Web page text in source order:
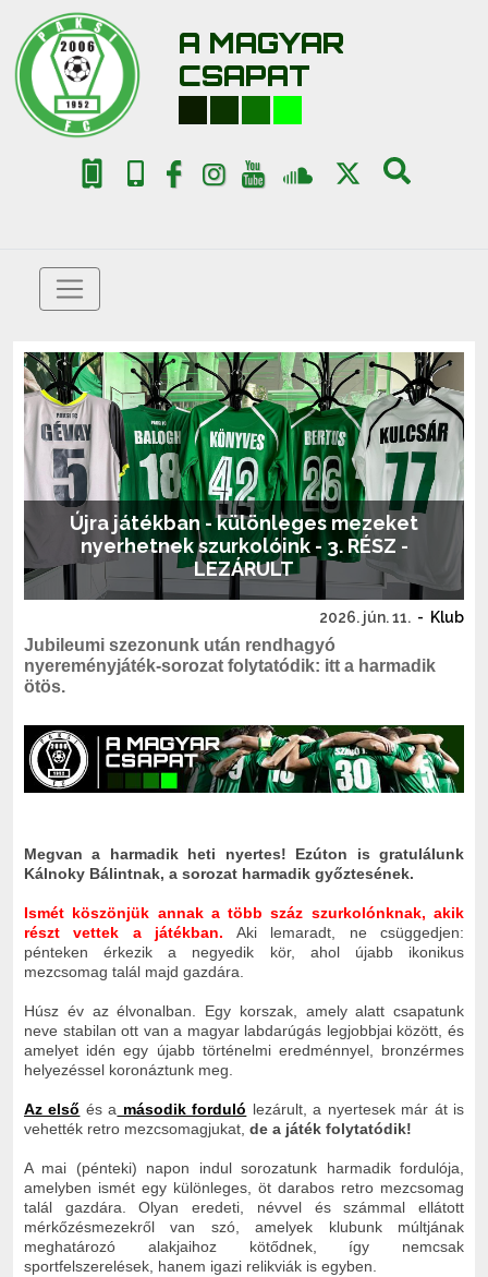
A MAGYAR
CSAPAT
Újra játékban - különleges mezeket
nyerhetnek szurkolóink - 3. RÉSZ -
LEZÁRULT
2026. jún. 11. - Klub
Jubileumi szezonunk után rendhagyó
nyereményjáték-sorozat folytatódik: itt a harmadik
ötös.
Megvan a harmadik heti nyertes! Ezúton is gratulálunk
Kálnoky Bálintnak, a sorozat harmadik győztesének.
Ismét köszönjük annak a több száz szurkolónknak, akik
részt vettek a játékban.
Aki lemaradt, ne csüggedjen:
pénteken érkezik a negyedik kör, ahol újabb ikonikus
mezcsomag talál majd gazdára.
Húsz év az élvonalban. Egy korszak, amely alatt csapatunk
neve stabilan ott van a magyar labdarúgás legjobbjai között, és
amelyet idén egy újabb történelmi eredménnyel, bronzérmes
helyezéssel koronáztunk meg.
Az első és a második forduló lezárult, a nyertesek már át is
vehették retro mezcsomagjukat, de a játék folytatódik!
A mai (pénteki) napon indul sorozatunk harmadik fordulója,
amelyben ismét egy különleges, öt darabos retro mezcsomag
talál gazdára. Olyan eredeti, névvel és számmal ellátott
mérkőzésmezekről van szó, amelyek klubunk múltjának
meghatározó alakjaihoz kötődnek, így nemcsak
sportfelszerelések, hanem igazi relikviák is egyben.